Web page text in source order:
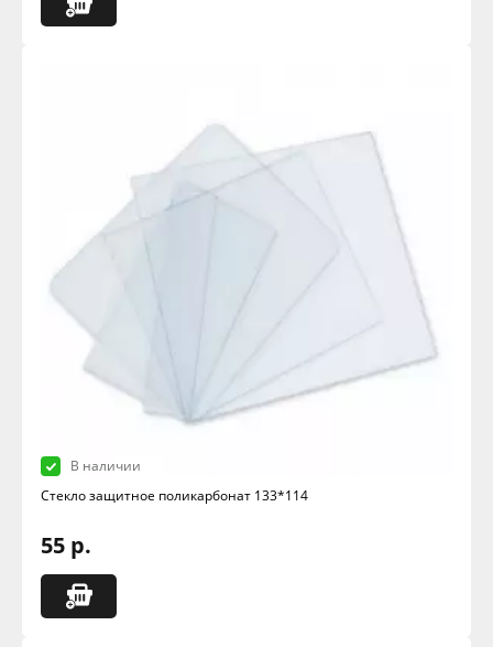
В наличии
Стекло защитное поликарбонат 133*114
55 р.